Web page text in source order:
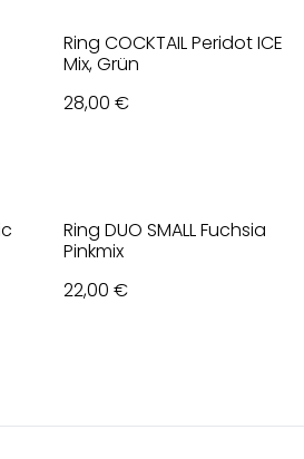
Ring COCKTAIL Peridot ICE
Mix, Grün
28,00 €
Ring DUO SMALL Fuchsia
Pinkmix
22,00 €